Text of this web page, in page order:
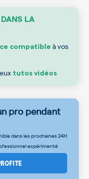
LA
compatible à vos
tutos vidéos
pro pendant
dans les prochaines 24H
expérimenté